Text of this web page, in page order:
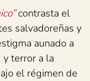
contrasta el
salvadoreñas y
aunado a
terror a la
el régimen de